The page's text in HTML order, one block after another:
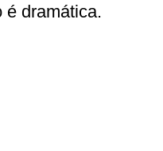
é dramática.